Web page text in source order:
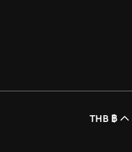
THB ฿